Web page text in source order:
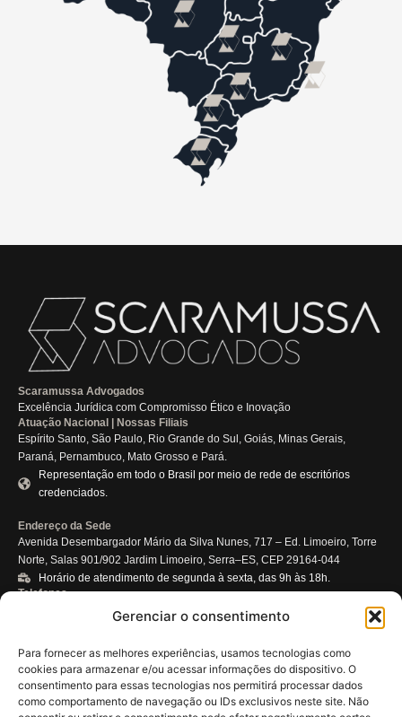
Gerenciar o consentimento
Para fornecer as melhores experiências, usamos tecnologias como
cookies para armazenar e/ou acessar informações do dispositivo. O
consentimento para essas tecnologias nos permitirá processar dados
como comportamento de navegação ou IDs exclusivos neste site. Não
Scaramussa Advogados
Excelência Jurídica com Compromisso Ético e Inovação
Atuação Nacional | Nossas Filiais
Espírito Santo, São Paulo, Rio Grande do Sul, Goiás, Minas Gerais,
Paraná, Pernambuco, Mato Grosso e Pará.
Representação em todo o Brasil por meio de rede de escritórios
credenciados.
Endereço da Sede
Avenida Desembargador Mário da Silva Nunes, 717 – Ed. Limoeiro, Torre
Norte, Salas 901/902 Jardim Limoeiro, Serra–ES, CEP 29164-044
Horário de atendimento de segunda à sexta, das 9h às 18h.
Telefones
atendimento@scaramussa.adv.br
Certificações e Compromissos
ISO 37301 – Sistema de Gestão de Compliance